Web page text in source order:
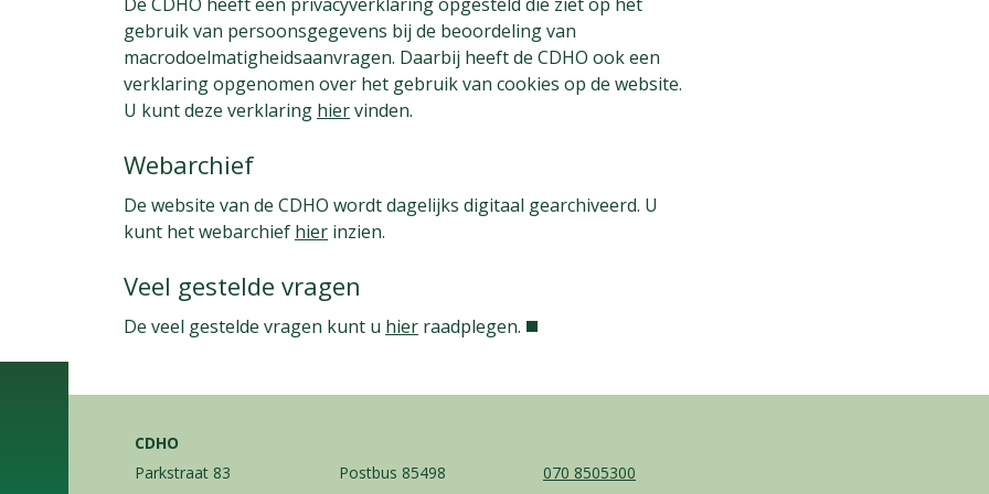
gebruik van persoonsgegevens bij de beoordeling van
macrodoelmatigheidsaanvragen. Daarbij heeft de CDHO ook een
verklaring opgenomen over het gebruik van cookies op de website.
U kunt deze verklaring hiervinden.
Webarchief
De website van de CDHO wordt dagelijks digitaal gearchiveerd. U
kunt het webarchief hier inzien.
Veel gestelde vragen
De veel gestelde vragen kunt u hier raadplegen.
CDHO
Parkstraat 83
Postbus 85498
070 8505300